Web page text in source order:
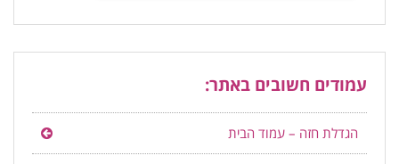
עמודים חשובים באתר:
הגדלת חזה – עמוד הבית